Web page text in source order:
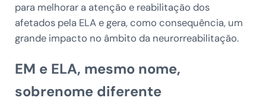
para melhorar a atenção e reabilitação dos
afetados pela ELA e gera, como consequência, um
grande impacto no âmbito da neurorreabilitação.
EM e ELA, mesmo nome,
sobrenome diferente